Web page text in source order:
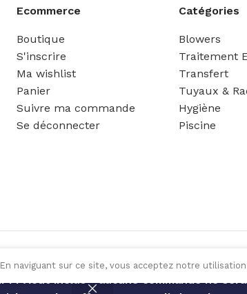
Août inclus - aucune commande ne
Ecommerce
Boutique
S'inscrire
Ma wishlist
Panier
Suivre ma commande
Se déconnecter
Catégories
Blowers
Traitement
Transfert
Tuyaux &
Hygiène
Piscine
naviguant sur ce site, vous acceptez notre